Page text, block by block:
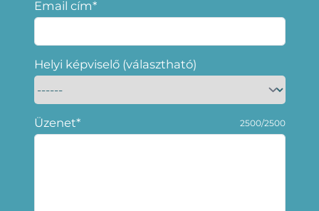
Email cím*
Helyi képviselő (választható)
Üzenet* 2500/2500